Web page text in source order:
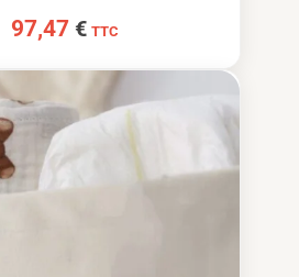
97,47 € TTC